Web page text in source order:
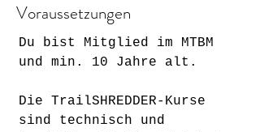
Voraussetzungen
Du bist Mitglied im MTBM
und min. 10 Jahre alt.
Die TrailSHREDDER-Kurse
sind technisch und